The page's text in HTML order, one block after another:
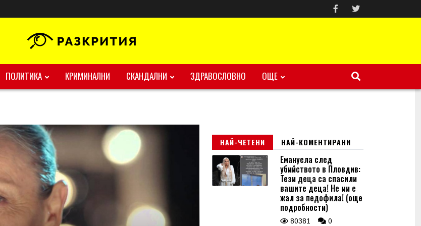
ПОЛИТИКА КРИМИНАЛНИ СКАНДАЛНИ ЗДРАВОСЛОВНО ОЩЕ
НАЙ-ЧЕТЕНИ НАЙ-КОМЕНТИРАНИ
Емануела след
убийството в Пловдив:
Тези деца са спасили
вашите деца! Не ми е
жал за педофила! (още
подробности)
80381 0